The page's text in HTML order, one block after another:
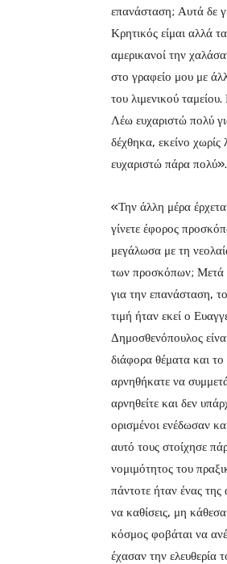
επανάσταση; Αυτά δε
Κρητικός είμαι αλλά
αμερικανοί την
στο γραφείο μου με
του λιμενικού
Λέω ευχαριστώ πολύ
δέχθηκα, εκείνο
ευχαριστώ πάρα πολύ».
«Την άλλη μέρα
γίνετε έφορος
μεγάλωσα με τη
των προσκόπων; Μετά
για την επανάσταση,
τιμή ήταν εκεί ο
Δημοσθενόπουλος
διάφορα θέματα και
αρνηθήκατε να
αρνηθείτε και δεν
ορισμένοι ενέδωσαν
αυτό τους στοίχησε
νομιμότητος του
πάντοτε ήταν ένας της
να καθίσεις, μη
κόσμος φοβάται να
έχασαν την ελευθερία